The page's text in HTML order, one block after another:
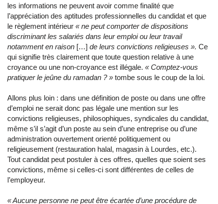
les informations ne peuvent avoir comme finalité que
l’appréciation des aptitudes professionnelles du candidat et que
le règlement intérieur « ne peut comporter de dispositions
discriminant les salariés dans leur emploi ou leur travail
notamment en raison […] de leurs convictions religieuses ». Ce
qui signifie très clairement que toute question relative à une
croyance ou une non-croyance est illégale. « Comptez-vous
pratiquer le jeûne du ramadan ? » tombe sous le coup de la loi.
Allons plus loin : dans une définition de poste ou dans une offre
d’emploi ne serait donc pas légale une mention sur les
convictions religieuses, philosophiques, syndicales du candidat,
même s’il s’agit d’un poste au sein d’une entreprise ou d’une
administration ouvertement orienté politiquement ou
religieusement (restauration halal, magasin à Lourdes, etc.).
Tout candidat peut postuler à ces offres, quelles que soient ses
convictions, même si celles-ci sont différentes de celles de
l’employeur.
« Aucune personne ne peut être écartée d’une procédure de